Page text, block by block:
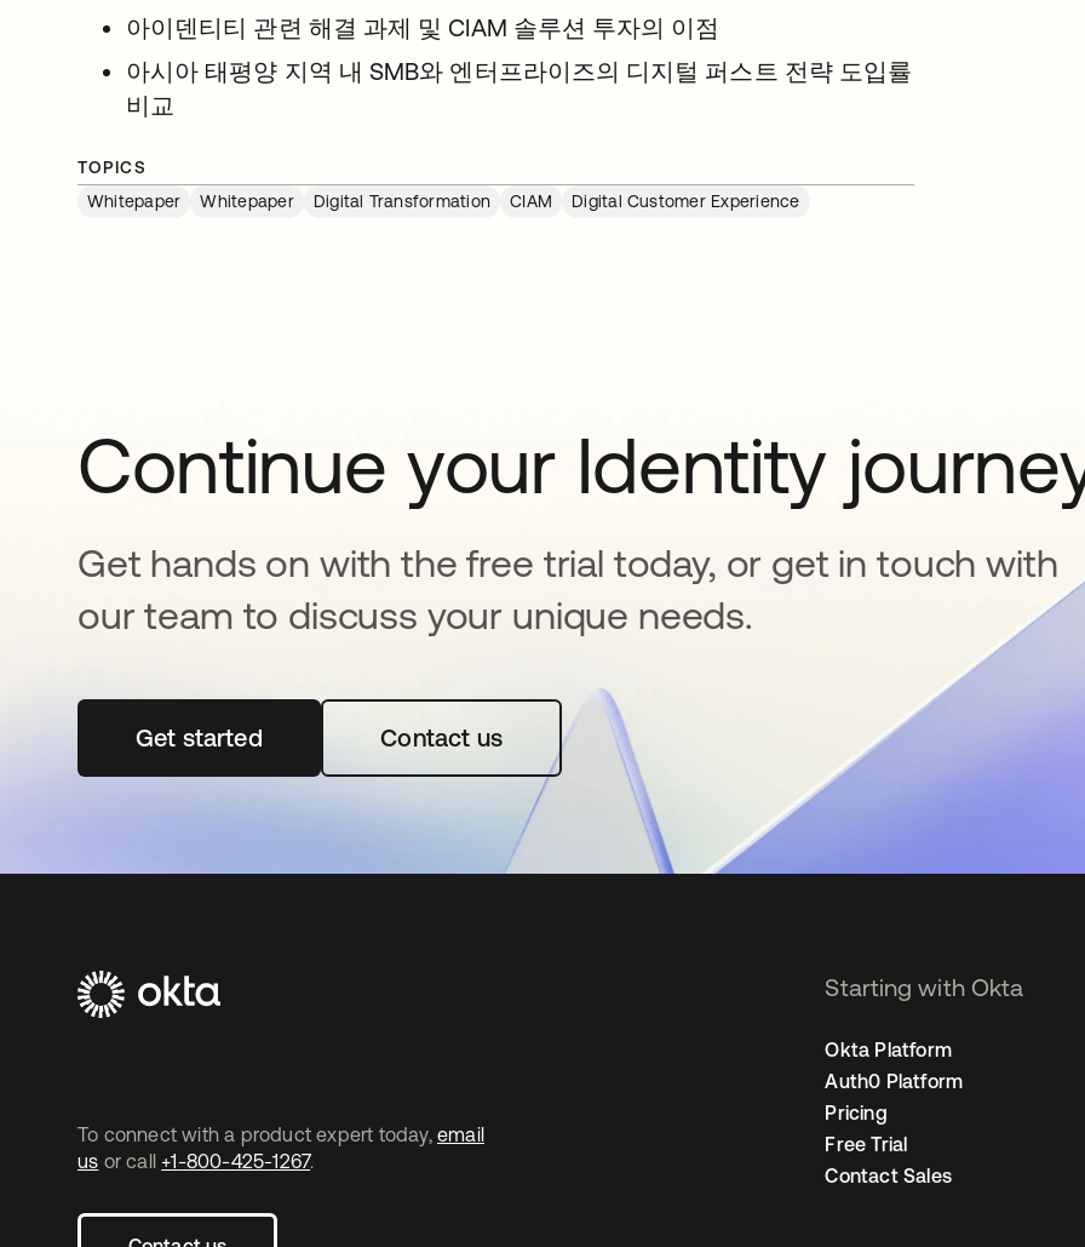
아이덴티티 관련 해결 과제 및 CIAM 솔루션 투자의 이점
아시아 태평양 지역 내 SMB와 엔터프라이즈의 디지털 퍼스트 전략 도입률
비교
TOPICS
Whitepaper
Whitepaper Digital Transformation CIAM Digital Customer Experience
Continue your Identity
Get hands on with the free trial today, or get in touch with
our team to discuss your unique needs.
Get started새 탭에서 열림 Contact us
To connect with a product expert today, email
us or call +1-800-425-1267.
Starting with Okta
Okta Platform
Auth0 Platform
Pricing
Free Trial
Contact Sales